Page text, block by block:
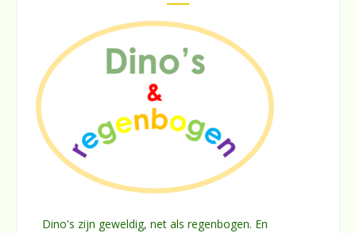
Dino's zijn geweldig, net als regenbogen. En